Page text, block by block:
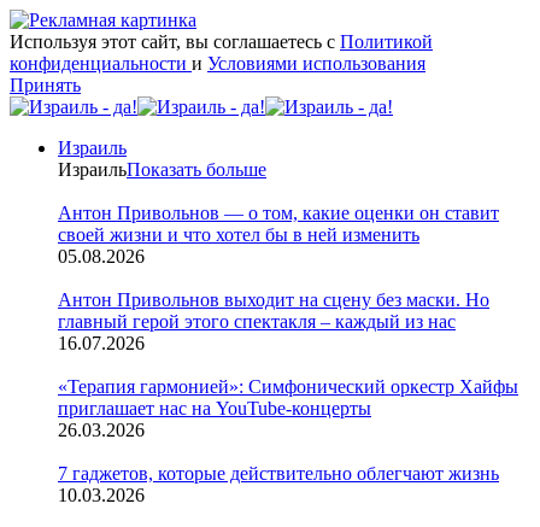
Используя этот сайт, вы соглашаетесь с Политикой
конфиденциальности и Условиями использования
Принять
Израиль
ИзраильПоказать больше
Антон Привольнов — о том, какие оценки он ставит
своей жизни и что хотел бы в ней изменить
05.08.2026
Антон Привольнов выходит на сцену без маски. Но
главный герой этого спектакля – каждый из нас
16.07.2026
«Терапия гармонией»: Симфонический оркестр Хайфы
приглашает нас на YouTube-концерты
26.03.2026
7 гаджетов, которые действительно облегчают жизнь
10.03.2026